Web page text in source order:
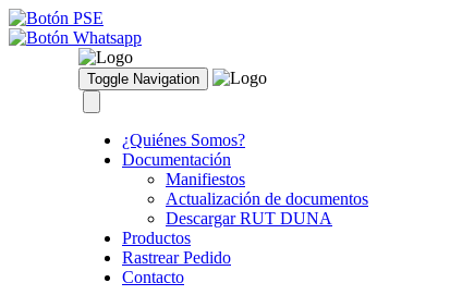
Toggle Navigation
¿Quiénes Somos?
Documentación
Manifiestos
Actualización de documentos
Descargar RUT DUNA
Productos
Rastrear Pedido
Contacto